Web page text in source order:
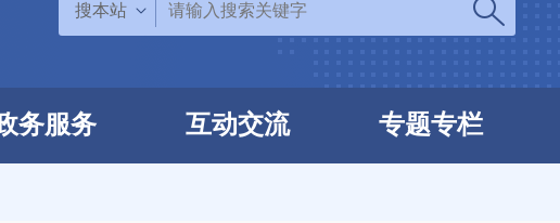
搜本站
务服务 互动交流 专题专栏